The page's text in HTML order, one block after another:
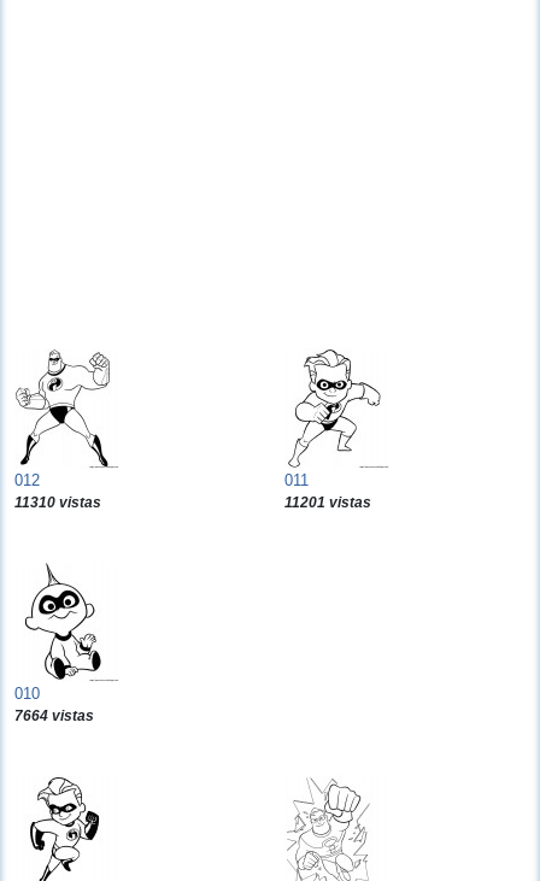
012
11310 vistas
011
11201 vistas
010
7664 vistas